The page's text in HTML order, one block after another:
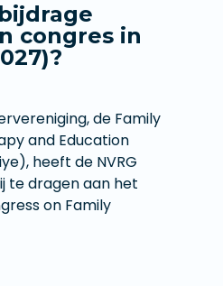
congres in
de Family
and Education
heeft de NVRG
te dragen aan het
on Family